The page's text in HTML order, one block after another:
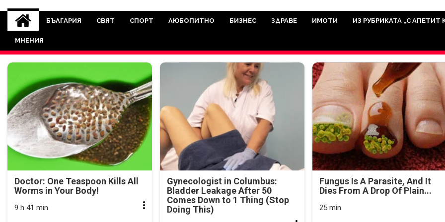
novinite-dnesbg.eu
Novinite-dnesbg.eu е медия, която има мисията да отразява всичко
Света. Новините, които се публикуват на нашия сайт са от
между медията и читателската аудитория, затова държим на
БЪЛГАРИЯ СВЯТ СПОРТ ЛЮБОПИТНО БИЗНЕС ЗДРАВЕ ИМОТИ ИЗ РУБРИКАТА „С АПЕТИТ
МНЕНИЯ
Doctor: One Teaspoon Kills All
Worms in Your Body!
9 h 41 min
Gynecologist in Columbus:
Bladder Leakage After 50
Comes Down to 1 Thing (Stop
Doing This)
Fungus Is A Parasite, And It
Dies From A Drop Of Plain...
25 min